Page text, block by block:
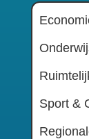
Sport &